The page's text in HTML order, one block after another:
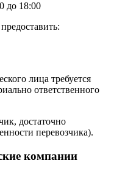
до 18:00
лица требуется
ответственного
достаточно
перевозчика).
компании